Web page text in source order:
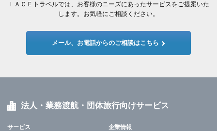
ＩＡＣＥトラベルでは、お客様のニーズにあったサービスをご提案いた
します。お気軽にご相談ください。
メール、お電話からのご相談はこちら
法人・業務渡航・団体旅行向けサービス
サービス 企業情報